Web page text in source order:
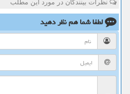
نظرات بینندگان در مورد این مطلب
لطفا شما همنظر دهید